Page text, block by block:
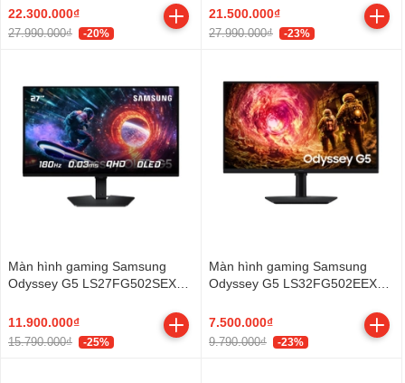
IPS - 4K - 165Hz - 1ms -
Speaker)
22.300.000₫
27.990.000₫ -20%
1ms/ 144Hz/ 350cd/m2/ VA)
21.500.000₫
27.990.000₫ -23%
Màn hình gaming Samsung
Odyssey G5 LS27FG502SEXXV
200cd/m2/ OLED)
11.900.000₫
15.790.000₫ -25%
Màn hình gaming Samsung
Odyssey G5 LS32FG502EEXXV
300cd/m2/ IPS)
7.500.000₫
9.790.000₫ -23%